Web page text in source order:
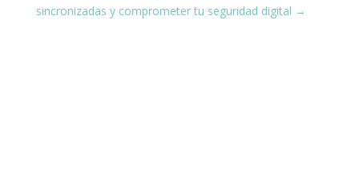
sincronizadas y comprometer tu seguridad digital →